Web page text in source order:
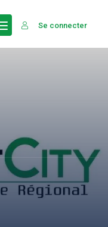
Se connecter